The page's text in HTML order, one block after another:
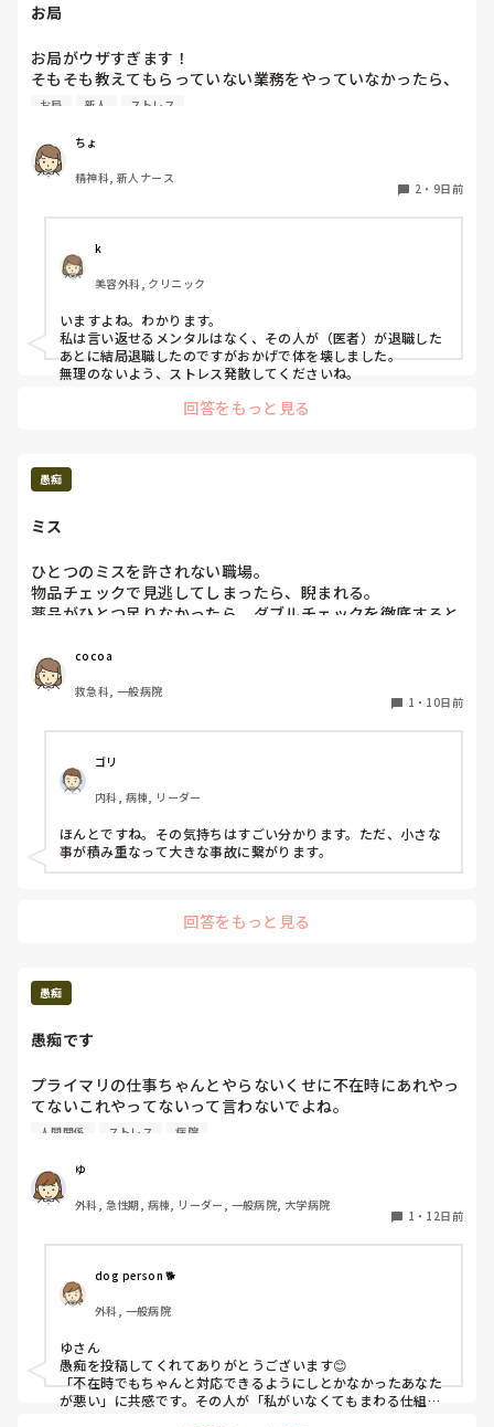
お局
お局がウザすぎます！
そもそも教えてもらっていない業務をやっていなかったら、
「これ知らなかった？」と言われ、知らなかったと言うと、
いや！存在すら知らないことを聞くってどゆこと！？
まじ頭沸いててイラつきました！😡
なんか言わんと気がすまんのか！
お局 新人 ストレス
ちょ
精神科, 新人ナース
2 ・ 9日前
k
美容外科, クリニック
いますよね。わかります。
私は言い返せるメンタルはなく、その人が（医者）が退職した
あとに結局退職したのですがおかげで体を壊しました。
無理のないよう、ストレス発散してくださいね。
回答をもっと見る
愚痴
ミス
ひとつのミスを許されない職場。
物品チェックで見逃してしまったら、睨まれる。
薬品がひとつ足りなかったら、ダブルチェックを徹底すると
どんどん面倒くさくなる。
命に関わらないミスではないんだからよくないかと思ってし
まう。
cocoa
救急科, 一般病院
1 ・ 10日前
ゴリ
内科, 病棟, リーダー
ほんとですね。その気持ちはすごい分かります。ただ、小さな
事が積み重なって大きな事故に繋がります。
回答をもっと見る
愚痴
愚痴です
プライマリの仕事ちゃんとやらないくせに不在時にあれやっ
てないこれやってないって言わないでよね。
不在時でもちゃんと対応できるようにしとかなかったあなた
ぐちぐち長文送りつけてきて性格悪すぎ。
普段からちゃんとやらない人だから、見えないところで色ん
な人がカバーしてるの知ってほしい。
人間関係 ストレス 病院
ゆ
外科, 急性期, 病棟, リーダー, 一般病院, 大学病院
1 ・ 12日前
dog person 🐕
外科, 一般病院
ゆさん
愚痴を投稿してくれてありがとうございます😊
「不在時でもちゃんと対応できるようにしとかなかったあなた
が悪い」に共感です。その人が「私がいなくてもまわる仕組み